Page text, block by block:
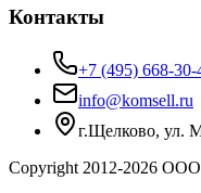
Контакты
+7 (495) 668-30-
info@komsell.ru
г.Щелково, ул.
Copyright 2012-2026 ООО